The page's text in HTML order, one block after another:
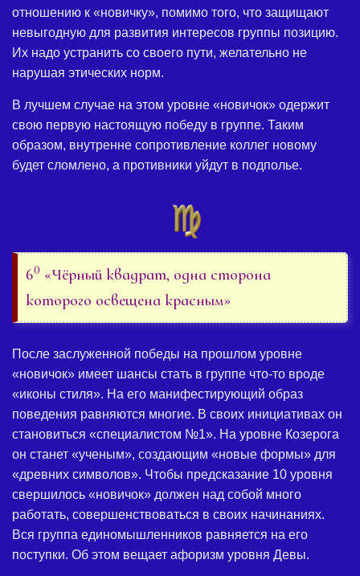
отношению к «новичку», помимо того, что защищают
невыгодную для развития интересов группы позицию.
Их надо устранить со своего пути, желательно не
нарушая этических норм.
В лучшем случае на этом уровне «новичок» одержит
свою первую настоящую победу в группе. Таким
образом, внутренне сопротивление коллег новому
будет сломлено, а противники уйдут в подполье.
60 «Чёрный квадрат, одна сторона
которого освещена красным»
После заслуженной победы на прошлом уровне
«новичок» имеет шансы стать в группе что-то вроде
«иконы стиля». На его манифестирующий образ
поведения равняются многие. В своих инициативах он
становиться «специалистом №1». На уровне Козерога
он станет «ученым», создающим «новые формы» для
«древних символов». Чтобы предсказание 10 уровня
свершилось «новичок» должен над собой много
работать, совершенствоваться в своих начинаниях.
Вся группа единомышленников равняется на его
поступки. Об этом вещает афоризм уровня Девы.